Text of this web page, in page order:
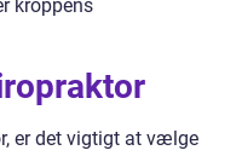
kroppens
er det vigtigt at vælge